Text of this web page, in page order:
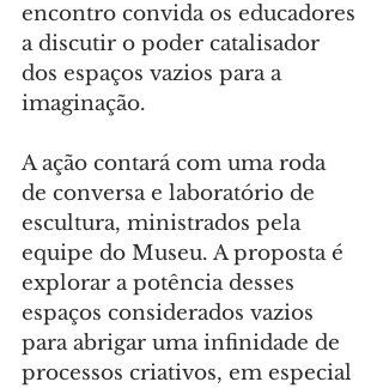
encontro convida os educadores
a discutir o poder catalisador
dos espaços vazios para a
imaginação.
A ação contará com uma roda
de conversa e laboratório de
escultura, ministrados pela
equipe do Museu. A proposta é
explorar a potência desses
espaços considerados vazios
para abrigar uma infinidade de
processos criativos, em especial